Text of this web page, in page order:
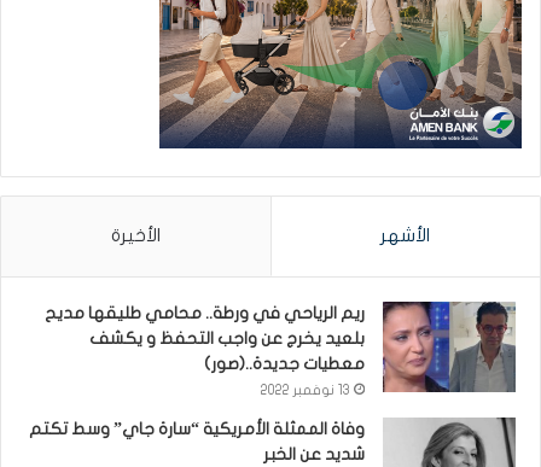
الأشهر الأخيرة
ريم الرياحي في ورطة.. محامي طليقها مديح
بلعيد يخرج عن واجب التحفظ و يكشف
معطيات جديدة..(صور)
13 نوفمبر 2022
وفاة الممثلة الأمريكية “سارة جاي” وسط تكتم
شديد عن الخبر